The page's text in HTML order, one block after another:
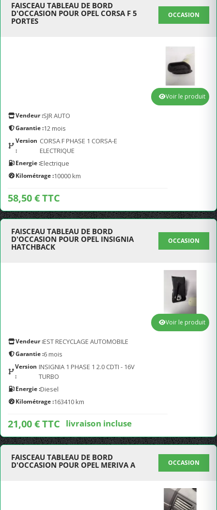
FAISCEAU TABLEAU DE BORD
D'OCCASION POUR OPEL CORSA F 5
PORTES
OCCASION
Vendeur :SJR AUTO
Garantie :12 mois
Version
:
CORSA F PHASE 1 CORSA-E
ELECTRIQUE
Energie :Electrique
Kilométrage :10000 km
58,50 € TTC
Voir le produit
FAISCEAU TABLEAU DE BORD
D'OCCASION POUR OPEL INSIGNIA
HATCHBACK
OCCASION
Vendeur :EST RECYCLAGE AUTOMOBILE
Garantie :6 mois
Version
:
INSIGNIA 1 PHASE 1 2.0 CDTI - 16V
TURBO
Energie :Diesel
Kilométrage :163410 km
21,00 € TTC livraison incluse
Voir le produit
FAISCEAU TABLEAU DE BORD
D'OCCASION POUR OPEL MERIVA A
OCCASION